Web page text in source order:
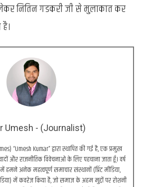
नितिन गडकरी जी से मुलाकात कर
Umesh - (Journalist)
“Umesh Kumar” द्वारा स्थापित की गई है, एक प्रमुख
और राजनीतिक विवेचनाओं के लिए पहचाना जाता हूँ। वर्ष
में हमने अनेक महत्वपूर्ण समाचार संस्थानों (प्रिंट मीडिया,
में कवरेज किया है, जो समाज के अहम मुद्दों पर रोशनी